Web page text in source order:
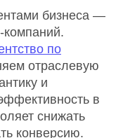
бизнеса —
компаний.
по
отраслевую
и
в
снижать
конверсию.